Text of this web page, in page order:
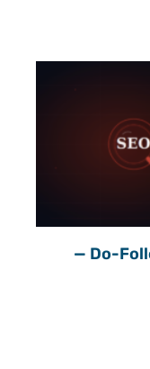
פרסום כתבת SEO עם קישור Do-Follow —